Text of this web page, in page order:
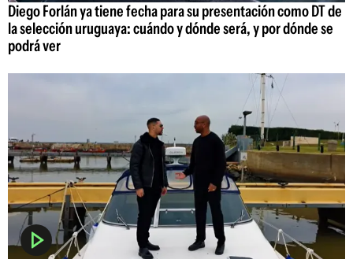
Diego Forlán ya tiene fecha para su presentación como DT de
la selección uruguaya: cuándo y dónde será, y por dónde se
podrá ver